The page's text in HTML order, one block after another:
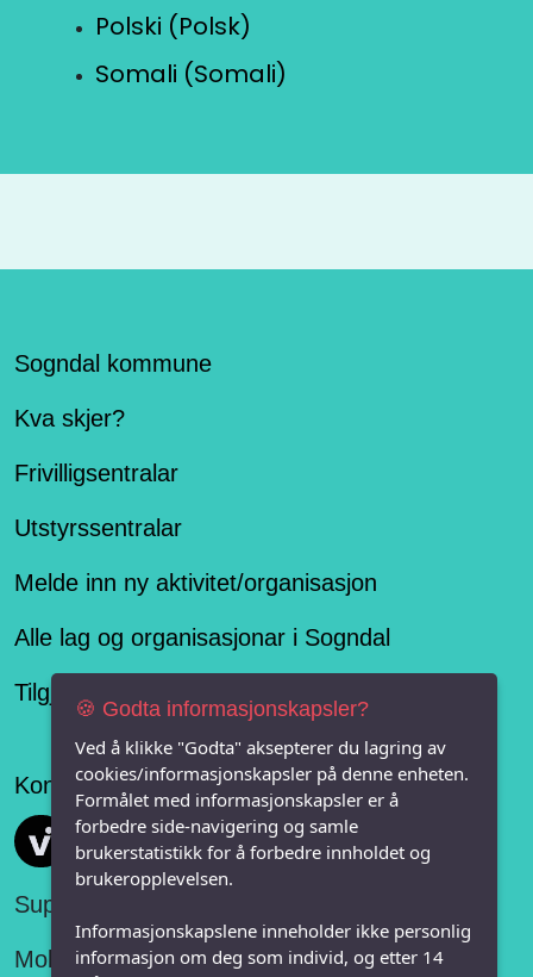
Polski (Polsk)
Somali (Somali)
Sogndal kommune
Kva skjer?
Frivilligsentralar
Utstyrssentralar
Melde inn ny aktivitet/organisasjon
Alle lag og organisasjonar i Sogndal
Tilgjengelegheitserklæring
Konseptet er levert av
Vi FRITID
Support:
Mobil:
🍪 Godta informasjonskapsler?
Ved å klikke "Godta" aksepterer du lagring av
cookies/informasjonskapsler på denne enheten.
Formålet med informasjonskapsler er å
forbedre side-navigering og samle
brukerstatistikk for å forbedre innholdet og
brukeropplevelsen.
Informasjonskapslene inneholder ikke personlig
informasjon om deg som individ, og etter 14